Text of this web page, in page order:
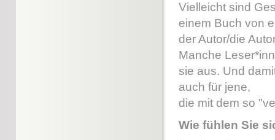
Vielleicht sind
einem Buch von
der Autor/die
Manche
sie aus. Und
auch für jene,
die mit dem so
Wie fühlen Sie